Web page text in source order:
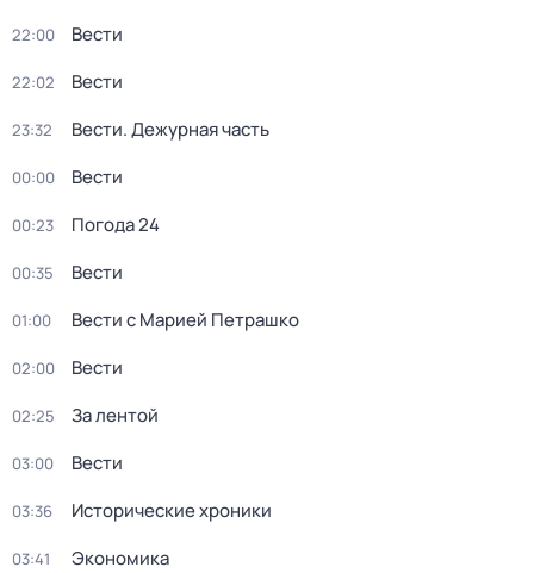
22:00 Вести
22:02 Вести
23:32 Вести. Дежурная часть
00:00 Вести
00:23 Погода 24
00:35 Вести
01:00 Вести с Марией Петрашко
02:00 Вести
02:25 За лентой
03:00 Вести
03:36 Исторические хроники
03:41 Экономика